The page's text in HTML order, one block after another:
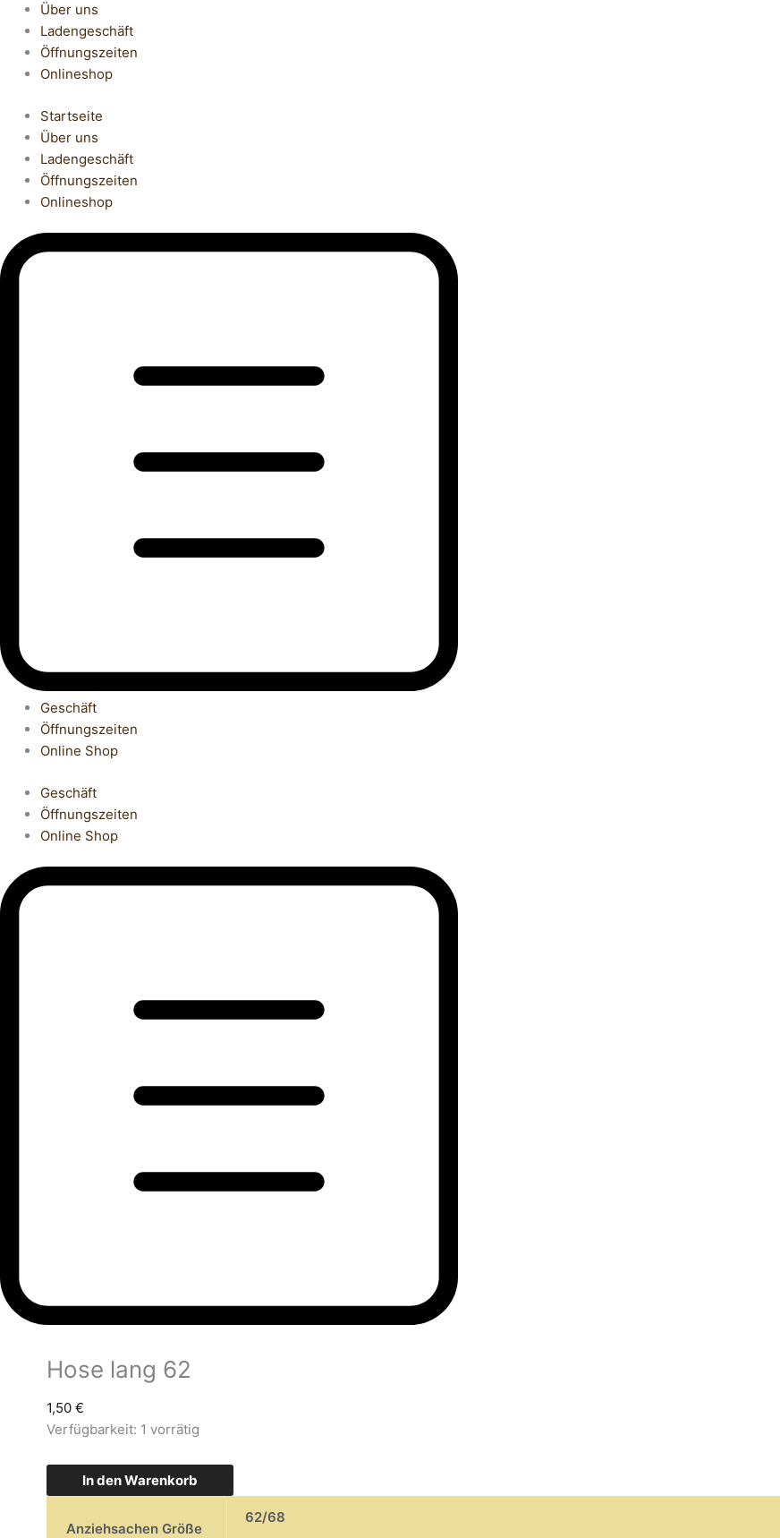
Über uns
Ladengeschäft
Öffnungszeiten
Onlineshop
Startseite
Über uns
Ladengeschäft
Öffnungszeiten
Onlineshop
Geschäft
Öffnungszeiten
Online Shop
Geschäft
Öffnungszeiten
Online Shop
Hose lang 62
1,50 €
Verfügbarkeit: 1 vorrätig
In den Warenkorb
Anziehsachen Größe
62/68